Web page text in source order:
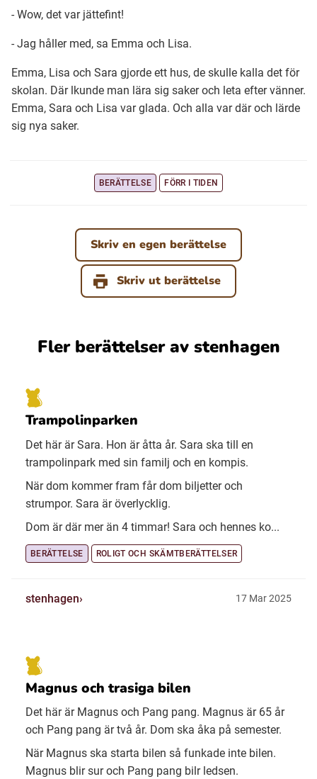
- Wow, det var jättefint!
- Jag håller med, sa Emma och Lisa.
Emma, Lisa och Sara gjorde ett hus, de skulle kalla det för
skolan. Där lkunde man lära sig saker och leta efter vänner.
Emma, Sara och Lisa var glada. Och alla var där och lärde
sig nya saker.
BERÄTTELSE FÖRR I TIDEN
Skriv en egen berättelse
Skriv ut berättelse
Fler berättelser av stenhagen
Trampolinparken
Det här är Sara. Hon är åtta år. Sara ska till en
trampolinpark med sin familj och en kompis.
När dom kommer fram får dom biljetter och
strumpor. Sara är överlycklig.
Dom är där mer än 4 timmar! Sara och hennes ko...
BERÄTTELSE ROLIGT OCH SKÄMTBERÄTTELSER
stenhagen 17 Mar 2025
Magnus och trasiga bilen
Det här är Magnus och Pang pang. Magnus är 65 år
och Pang pang är två år. Dom ska åka på semester.
När Magnus ska starta bilen så funkade inte bilen.
Magnus blir sur och Pang pang bilr ledsen.